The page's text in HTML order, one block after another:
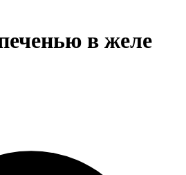
в желе